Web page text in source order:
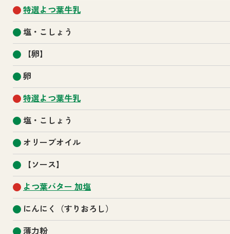
特選よつ葉牛乳
塩・こしょう
【卵】
卵
特選よつ葉牛乳
塩・こしょう
オリーブオイル
【ソース】
よつ葉バター 加塩
にんにく（すりおろし）
薄力粉